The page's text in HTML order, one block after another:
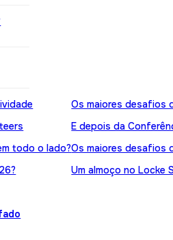
todo o lado?
Os maiores desafios
E depois da
Os maiores desafios
Um almoço no Locke